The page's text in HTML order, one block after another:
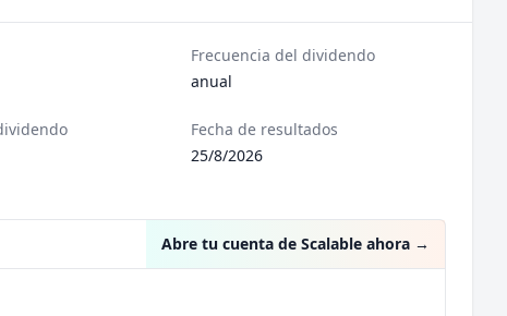
Frecuencia del dividendo
anual
Fecha de resultados
25/8/2026
Abre tu cuenta de Scalable ahora →